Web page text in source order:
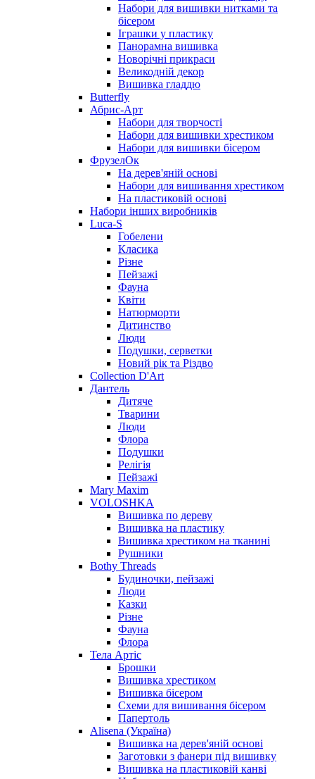
Набори для вишивки нитками та
бісером
Іграшки у пластику
Панорамна вишивка
Новорічні прикраси
Великодній декор
Вишивка гладдю
Butterfly
Абрис-Арт
Набори для творчості
Набори для вишивки хрестиком
Набори для вишивки бісером
ФрузелОк
На дерев'яній основі
Набори для вишивання хрестиком
На пластиковій основі
Набори інших виробників
Luca-S
Гобелени
Класика
Різне
Пейзажі
Фауна
Квіти
Натюрморти
Дитинство
Люди
Подушки, серветки
Новий рік та Різдво
Collection D'Art
Дантель
Дитяче
Тварини
Люди
Флора
Подушки
Релігія
Пейзажі
Mary Maxim
VOLOSHKA
Вишивка по дереву
Вишивка на пластику
Вишивка хрестиком на тканині
Рушники
Bothy Threads
Будиночки, пейзажі
Люди
Казки
Різне
Фауна
Флора
Тела Артіс
Брошки
Вишивка хрестиком
Вишивка бісером
Схеми для вишивання бісером
Папертоль
Alisena (Україна)
Вишивка на дерев'яній основі
Заготовки з фанери під вишивку
Вишивка на пластиковій канві